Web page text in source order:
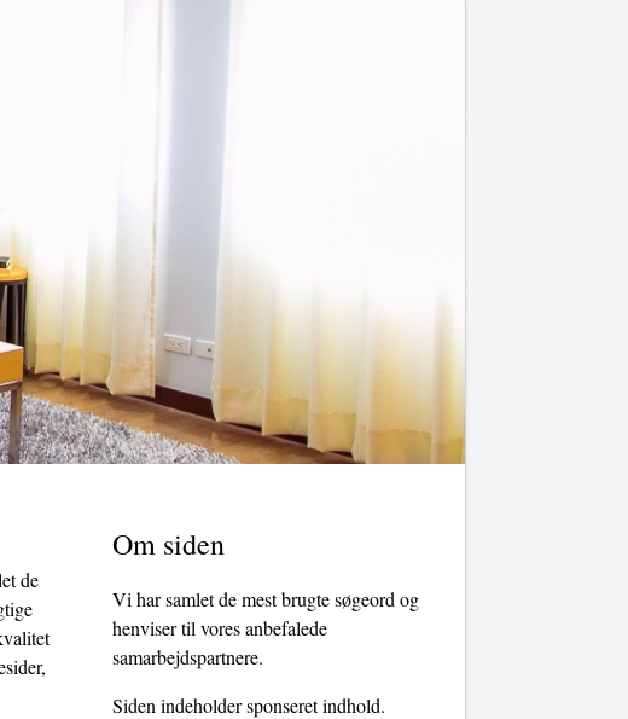
de
Om siden
Vi har samlet de mest brugte søgeord og
henviser til vores anbefalede
samarbejdspartnere.
Siden indeholder sponseret indhold.